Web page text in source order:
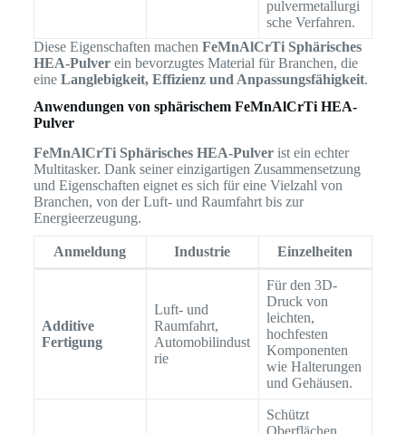
pulvermetallurgi
sche Verfahren.
Diese Eigenschaften machen FeMnAlCrTi Sphärisches
HEA-Pulverein bevorzugtes Material für Branchen, die
eine Langlebigkeit, Effizienz und Anpassungsfähigkeit.
Anwendungen von sphärischem FeMnAlCrTi HEA-
Pulver
FeMnAlCrTi Sphärisches HEA-Pulverist ein echter
Multitasker. Dank seiner einzigartigen Zusammensetzung
und Eigenschaften eignet es sich für eine Vielzahl von
Branchen, von der Luft- und Raumfahrt bis zur
Energieerzeugung.
Anmeldung Industrie Einzelheiten
Additive
Fertigung
Luft- und
Raumfahrt,
Automobilindust
rie
Für den 3D-
Druck von
leichten,
hochfesten
Komponenten
wie Halterungen
und Gehäusen.
Schützt
Oberflächen